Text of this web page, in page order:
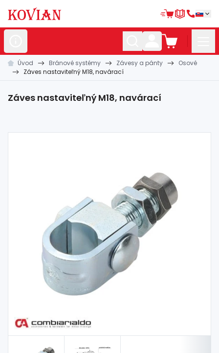
Nerezovépolotovary
materiál
materiál
Úvod Bránové systémy Závesy a pánty
Osové
Záves nastaviteľný M18, navárací
Záves nastaviteľný M18, navárací